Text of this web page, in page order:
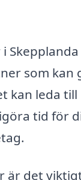
som
kan leda
tid för
är det